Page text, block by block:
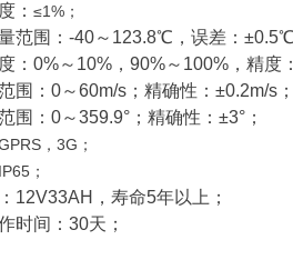
： ≤1%；
范围：-40～123.8℃，误差：±0.5℃
：0%～10%，90%～100%，精度
围：0～60m/s；精确性：±0.2m/s；
围：0～359.9°；精确性：±3°；
，3G；
IP65；
12V33AH，寿命5年以上；
时间：30天；